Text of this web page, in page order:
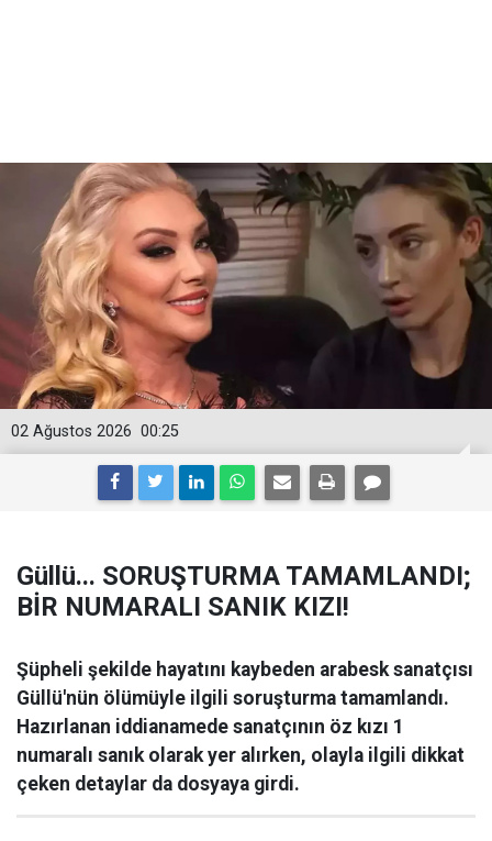
00:25
02 Ağustos 2026
Güllü... SORUŞTURMA TAMAMLANDI;
BİR NUMARALI SANIK KIZI!
Şüpheli şekilde hayatını kaybeden arabesk sanatçısı
Güllü'nün ölümüyle ilgili soruşturma tamamlandı.
Hazırlanan iddianamede sanatçının öz kızı 1
numaralı sanık olarak yer alırken, olayla ilgili dikkat
çeken detaylar da dosyaya girdi.